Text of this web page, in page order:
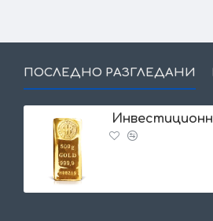
ПОСЛЕДНО РАЗГЛЕДАНИ